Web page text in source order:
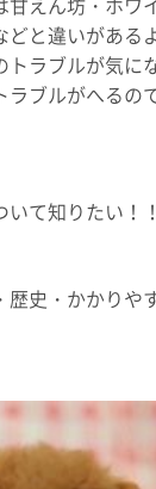
どと違いがある
トラブルが気に
ラブルがへるの
て知りたい！！
史・かかりや